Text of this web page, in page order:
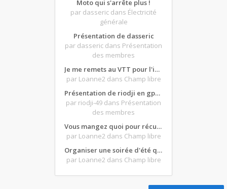
Moto qui s'arrête plus !
par dasseric dans Électricité
générale
Présentation de dasseric
par dasseric dans Présentation
des membres
Je me remets au VTT pour l'intersaison, version électrique
par Loanne2 dans Champ libre
Présentation de riodji en gpz500
par riodji-49 dans Présentation
des membres
Vous mangez quoi pour récupérer après une grosse journée de moto ?
par Loanne2 dans Champ libre
Organiser une soirée d'été qui claque : vos bons plans matos ?
par Loanne2 dans Champ libre